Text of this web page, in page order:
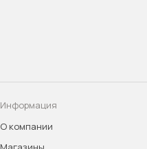
Информация
О компании